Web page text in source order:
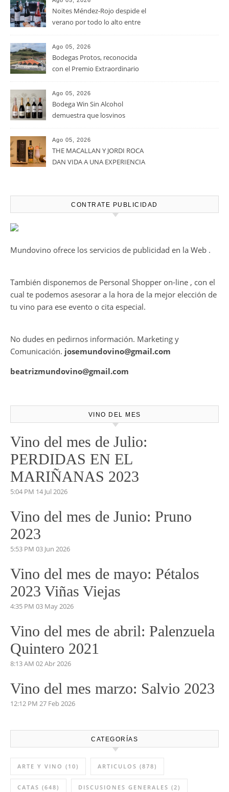
RECENT POSTS
La D.O. Cariñena prevé
vendimiar este año hasta 5
millones de kilos de uva más
Noites Méndez-Rojo despide el
verano por todo lo alto entre
viñedos, vino y mucho humor
Bodegas Protos, reconocida
con el Premio Extraordinario
Alimentos de España 2026 por
demuestra que losvinos
desalcoholizados de alta
DAN VIDA A UNA EXPERIENCIA
SENSORIAL ÚNICA EN EL
HARMONY COLLECTION
CONTRATE PUBLICIDAD
cual te podemos asesorar a la hora de la mejor elección de
No dudes en pedirnos información. Marketing y
Comunicación.
josemundovino@gmail.com
beatrizmundovino@gmail.com
Vino del mes de Julio:
PERDIDAS EN EL
5:04 PM14 Jul 2026
Vino del mes de Junio: Pruno
5:53 PM03 Jun 2026
Vino del mes de mayo: Pétalos
4:35 PM03 May 2026
Quintero 2021
8:13 AM02 Abr 2026
Vino del mes marzo: Salvio 2023
12:12 PM 27 Feb 2026